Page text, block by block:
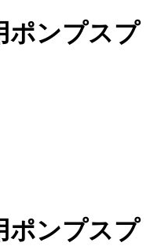
ポンプスプ
ポンプスプ